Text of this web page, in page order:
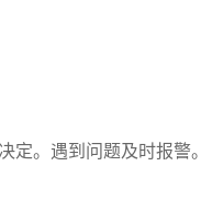
定。遇到问题及时报警。